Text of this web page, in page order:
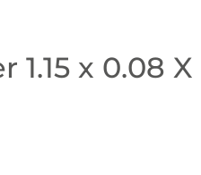
1.15 x 0.08